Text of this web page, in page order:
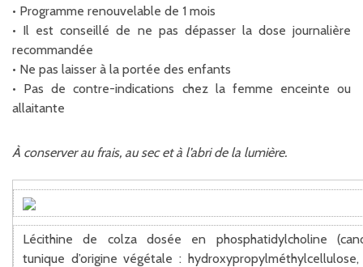
• Programme renouvelable de 1 mois
• Il est conseillé de ne pas dépasser la dose journalière
recommandée
• Ne pas laisser à la portée des enfants
• Pas de contre-indications chez la femme enceinte ou
allaitante
À conserver au frais, au sec et à l’abri de la lumière.
Lécithine de colza dosée en phosphatidylcholine
tunique d’origine végétale :